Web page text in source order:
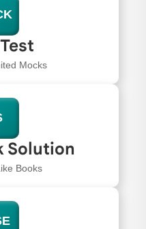
Mocks
Solution
Books